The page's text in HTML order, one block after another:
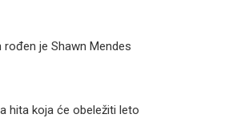
rođen je Shawn Mendes
hita koja će obeležiti leto